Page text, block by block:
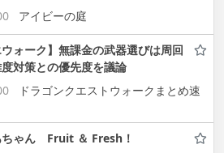
アイビーの庭
ウォーク】無課金の武器選びは周回
対策との優先度を議論
ドラゴンクエストウォークまとめ速
ちゃん Fruit ＆ Fresh！